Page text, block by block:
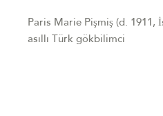
Paris Marie Pişmiş (d. 1911,
asıllı Türk gökbilimci